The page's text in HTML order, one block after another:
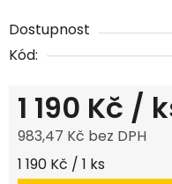
Dostupnost
Kód:
1 190 Kč /
983,47 Kč bez DPH
Měrná cena:
1 190 Kč / 1 ks